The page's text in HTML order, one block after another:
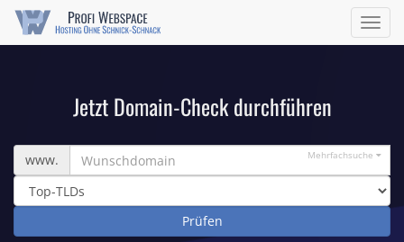
ein/
Jetzt Domain-Check durchführen
Wunschdomain
www. Mehrfachsuche